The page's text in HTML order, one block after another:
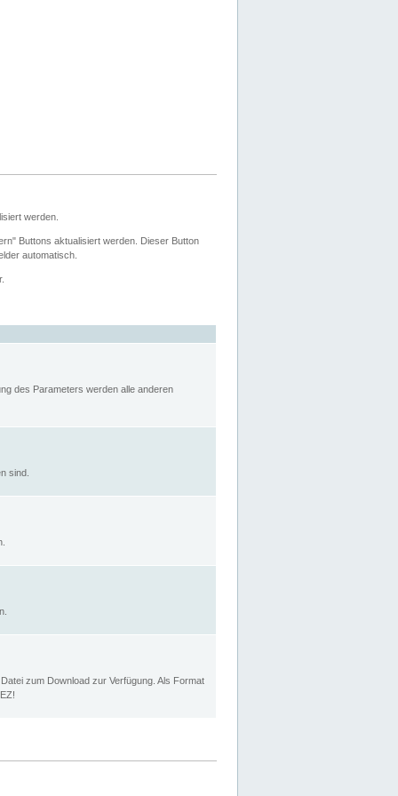
werden.
Buttons aktualisiert werden. Dieser Button
automatisch.
des Parameters werden alle anderen
sind.
zum Download zur Verfügung. Als Format